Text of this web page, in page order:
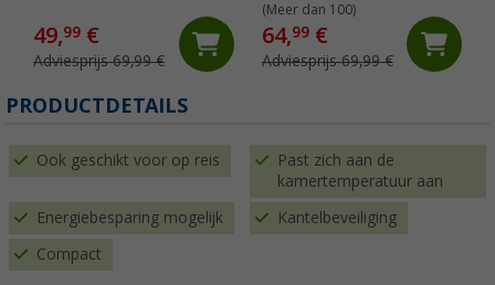
49,99 €
Adviesprijs 69,99 €
(Meer dan 100)
64,99€
Adviesprijs 69,99 €
PRODUCTDETAILS
Ook geschikt voor op reis
Past zich aan de
kamertemperatuur aan
Energiebesparing mogelijk Kantelbeveiliging
Compact